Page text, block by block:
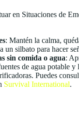
en Situaciones de
: Mantén la calma,
un silbato para hacer
sin comida o agua:
de agua potable y
Puedes
Survival International.